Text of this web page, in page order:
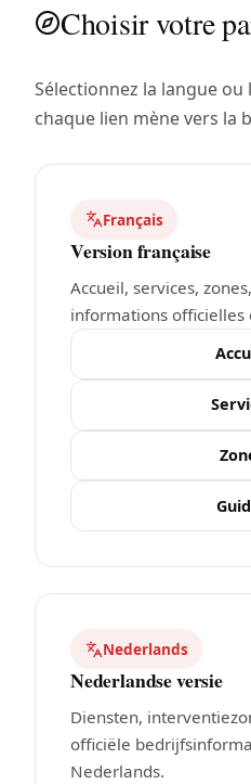
Choisir votre
Sélectionnez la langue
chaque lien mène vers la
Français
Version française
Accueil, services,
informations officielles
Nederlands
Nederlandse versie
Diensten,
officiële
Nederlands.